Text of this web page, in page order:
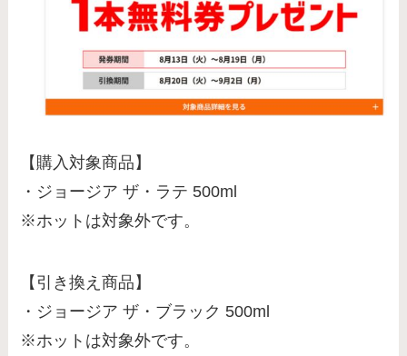
【購入対象商品】
・ジョージア ザ・ラテ 500ml
※ホットは対象外です。
【引き換え商品】
・ジョージア ザ・ブラック 500ml
※ホットは対象外です。